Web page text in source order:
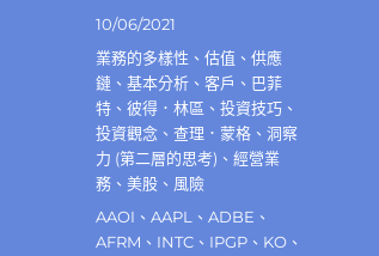
發
佈
日
期:
10/06/2021
分
類
業務的多樣性 、估值 、供應
鏈 、基本分析 、客戶 、 巴菲
特 、彼得．林區 、投資技巧 、
投資觀念 、查理．蒙格 、洞察
力 (第二層的思考) 、經營業
務 、美股 、 風險
標
籤
AAOI 、AAPL 、ADBE 、
AFRM 、 INTC 、 IPGP 、 KO 、